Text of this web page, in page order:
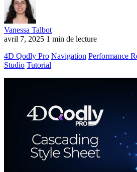
Vanessa Talbot
avril 7, 2025 1 min de lecture
4D Qodly Pro Navigation Performance
Studio Tutorial